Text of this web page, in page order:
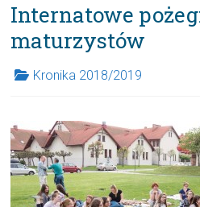
Internatowe
maturzystów
Kronika 2018/2019